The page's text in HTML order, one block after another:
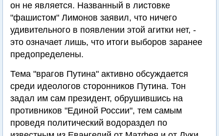
он не является. Названный в листовке
"фашистом" Лимонов заявил, что ничего
удивительного в появлении этой агитки нет, -
это означает лишь, что итоги выборов заранее
предопределены.
Тема "врагов Путина" активно обсуждается
среди идеологов сторонников Путина. Тон
задал им сам президент, обрушившись на
противников "Единой России", тем самым
проведя политический водораздел по